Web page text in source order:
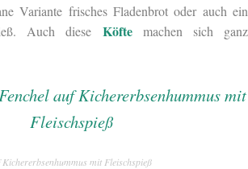
Variante frisches Fladenbrot oder auch ein
Auch diese Köftemachen sich ganz
mit Fleischspieß